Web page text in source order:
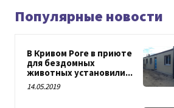
Популярные новости
В Кривом Роге в приюте
для бездомных
животных установили...
14.05.2019